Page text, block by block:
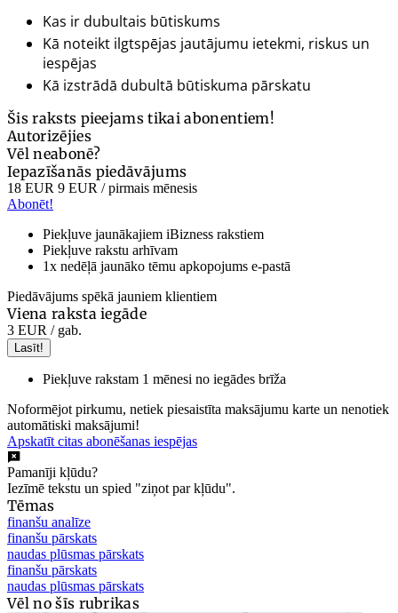
Kas ir dubultais būtiskums
Kā noteikt ilgtspējas jautājumu ietekmi, riskus un
iespējas
Kā izstrādā dubultā būtiskuma pārskatu
Šis raksts pieejams tikai abonentiem!
Autorizējies
Vēl neabonē?
Iepazīšanās piedāvājums
18 EUR 9 EUR / pirmais mēnesis
Abonēt!
Piekļuve jaunākajiem iBizness rakstiem
Piekļuve rakstu arhīvam
1x nedēļā jaunāko tēmu apkopojums e-pastā
Piedāvājums spēkā jauniem klientiem
Viena raksta iegāde
3 EUR / gab.
Lasīt!
Piekļuve rakstam 1 mēnesi no iegādes brīža
Noformējot pirkumu, netiek piesaistīta maksājumu karte un nenotiek
automātiski maksājumi!
Apskatīt citas abonēšanas iespējas
Pamanīji kļūdu?
Iezīmē tekstu un spied "ziņot par kļūdu".
Tēmas
finanšu analīze
finanšu pārskats
naudas plūsmas pārskats
finanšu pārskats
naudas plūsmas pārskats
Vēl no šīs rubrikas